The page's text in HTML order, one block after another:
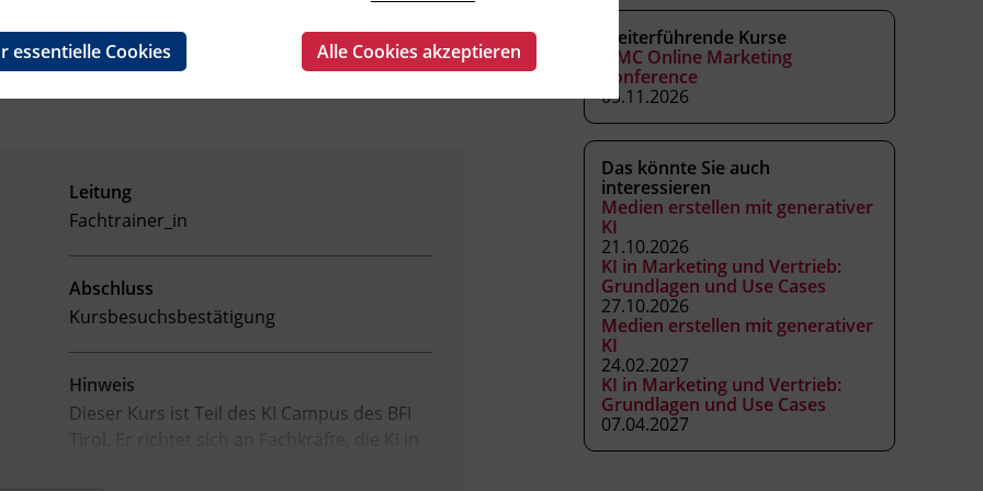
Leitung
Fachtrainer_in
Abschluss
Kursbesuchsbestätigung
Hinweis
Dieser Kurs ist Teil des KI Campus des BFI
Tirol. Er richtet sich an Fachkräfte, die KI in
Weiterführende Kurse
OMC Online Marketing
Conference
05.11.2026
Das könnte Sie auch
interessieren
Medien erstellen mit generativer
KI
21.10.2026
KI in Marketing und Vertrieb:
Grundlagen und Use Cases
27.10.2026
Medien erstellen mit generativer
KI
24.02.2027
KI in Marketing und Vertrieb:
Grundlagen und Use Cases
07.04.2027
essentielle Cookies Alle Cookies akzeptieren